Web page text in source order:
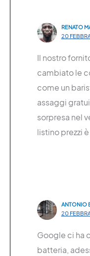
RENATO
20
Il nostro
cambiato le
come un
assaggi
sorpresa nel
listino prezzi
ANTONIO
20
Google ci ha
batteria,